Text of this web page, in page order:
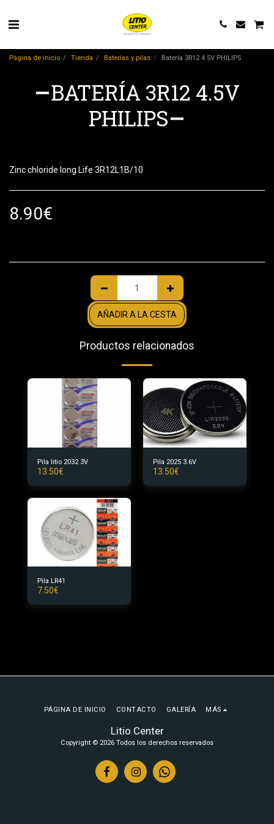
Página de inicio Tienda Baterías y pilas Batería 3R12 4.5V PHILIPS
BATERÍA 3R12 4.5V
PHILIPS
Zinc chloride long Life 3R12L1B/10
8.90€
AÑADIR A LA CESTA
Productos relacionados
Pila litio 2032 3V
13.50€
Pila 2025 3.6V
13.50€
Pila LR41
7.50€
Litio Center
Copyright © 2026 Todos los derechos reservados
PÁGINA DE INICIO CONTACTO GALERÍA MÁS